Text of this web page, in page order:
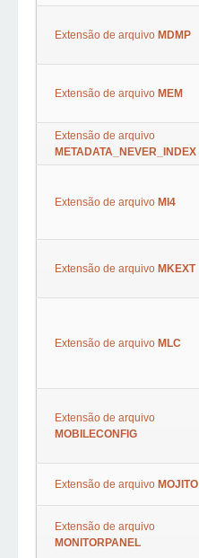
Extensão de arquivo MDMP
Extensão de arquivo MEM
Extensão de arquivo
METADATA_NEVER_INDEX
Extensão de arquivo MI4
Extensão de arquivo MKEXT
Extensão de arquivo MLC
Extensão de arquivo
MOBILECONFIG
Extensão de arquivo MOJITO
Extensão de arquivo
MONITORPANEL